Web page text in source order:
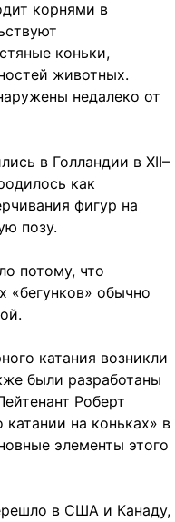
корнями в
коньки,
животных.
недалеко от
в Голландии в XII–
как
фигур на
позу.
потому, что
«бегунков» обычно
катания возникли
были разработаны
Роберт
на коньках» в
элементы этого
в США и Канаду,